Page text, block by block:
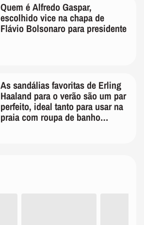
Quem é Alfredo Gaspar,
escolhido vice na chapa de
Flávio Bolsonaro para presidente
As sandálias favoritas de Erling
Haaland para o verão são um par
perfeito, ideal tanto para usar na
praia com roupa de banho